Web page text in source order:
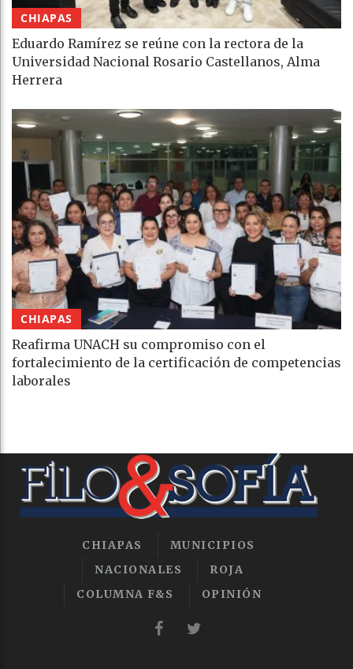
CHIAPAS
Eduardo Ramírez se reúne con la rectora de la
Universidad Nacional Rosario Castellanos, Alma
Herrera
CHIAPAS
Reafirma UNACH su compromiso con el
fortalecimiento de la certificación de competencias
laborales
CHIAPAS
MUNICIPIOS
NACIONALES
ROJA
COLUMNA F&S
OPINIÓN